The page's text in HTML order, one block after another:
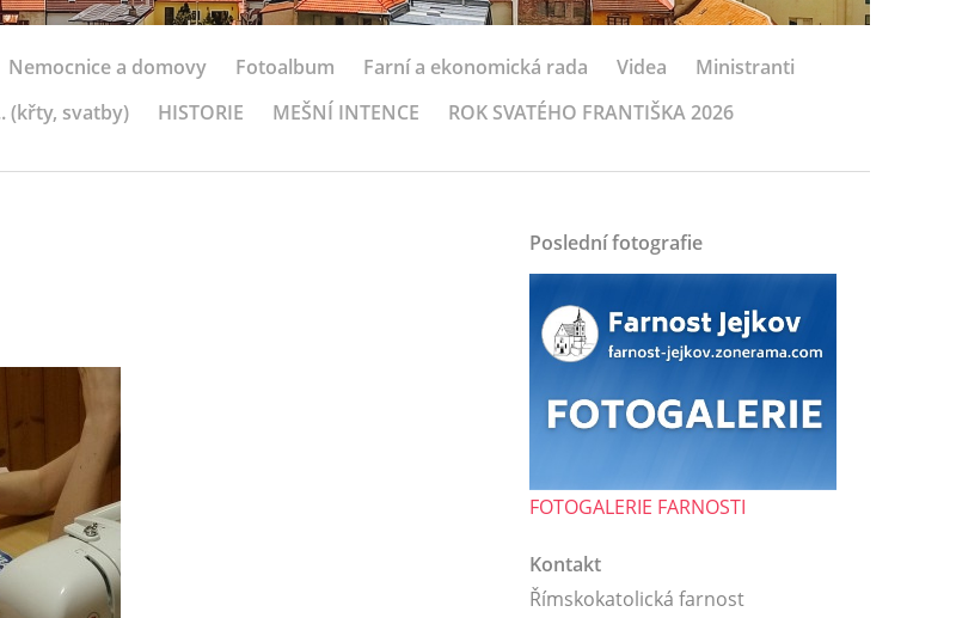
Nemocnice a domovy Fotoalbum Farní a ekonomická rada Videa
Ministranti
(křty, svatby) HISTORIE MEŠNÍ INTENCE ROK SVATÉHO FRANTIŠKA 2026
Poslední fotografie
FOTOGALERIE FARNOSTI
Kontakt
Římskokatolická farnost